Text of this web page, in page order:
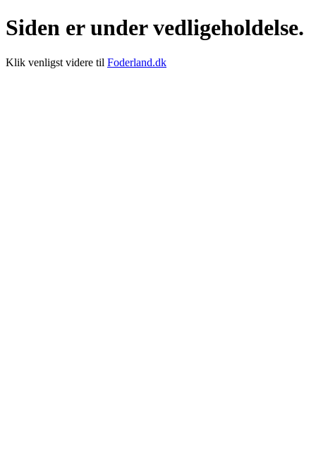
Siden er under vedligeholdelse.
Klik venligst videre til Foderland.dk